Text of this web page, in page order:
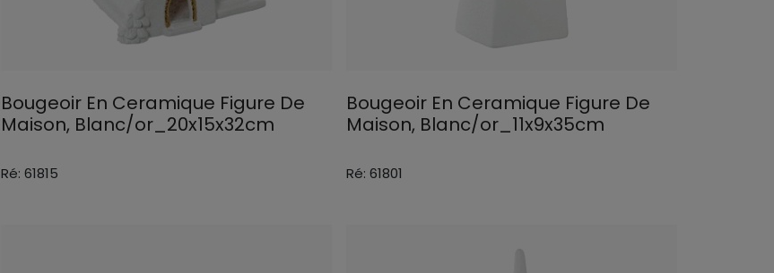
Bougeoir En Ceramique Figure De
Maison, Blanc/or_20x15x32cm
Ré: 61815
Bougeoir En Ceramique Figure De
Maison, Blanc/or_11x9x35cm
Ré: 61801